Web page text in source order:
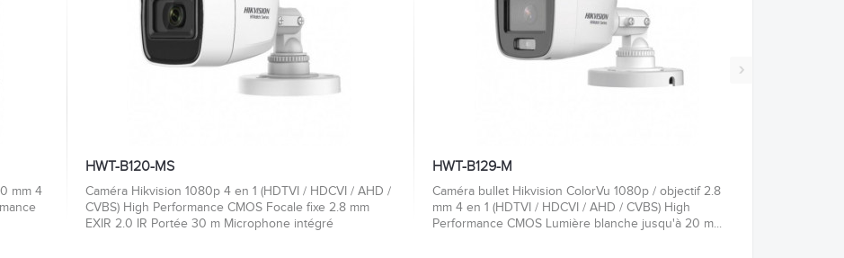
›
mm 4
HWT-B120-MS
Caméra Hikvision 1080p 4 en 1 (HDTVI / HDCVI / AHD /
CVBS) High Performance CMOS Focale fixe 2.8 mm
EXIR 2.0 IR Portée 30 m Microphone intégré
HWT-B129-M
Caméra bullet Hikvision ColorVu 1080p / objectif 2.8
mm 4 en 1 (HDTVI / HDCVI / AHD / CVBS) High
Performance CMOS Lumière blanche jusqu'à 20 m...